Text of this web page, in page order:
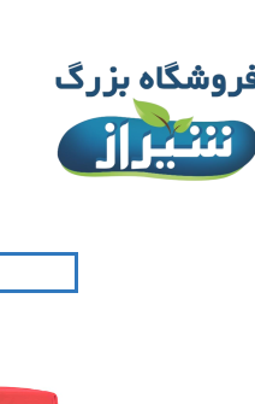
تغییر گذر واژه
سفارشات